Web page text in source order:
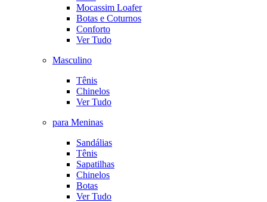
Mocassim Loafer
Botas e Coturnos
Conforto
Ver Tudo
Masculino
Tênis
Chinelos
Ver Tudo
para Meninas
Sandálias
Tênis
Sapatilhas
Chinelos
Botas
Ver Tudo